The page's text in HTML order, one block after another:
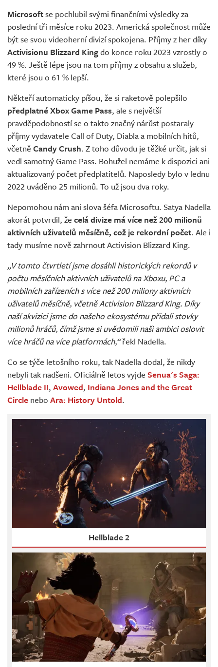
Živě
Microsoftse pochlubil svými finančními výsledky za
poslední tři měsíce roku 2023. Americká společnost může
být se svou videoherní divizí spokojena. Příjmy z her díky
Activisionu Blizzard Kingdo konce roku 2023 vzrostly o
49 %. Ještě lépe jsou na tom příjmy z obsahu a služeb,
které jsou o 61 % lepší.
Někteří automaticky píšou, že si raketově polepšilo
předplatné Xbox Game Pass, ale s největší
pravděpodobností se o takto značný nárůst postaraly
příjmy vydavatele Call of Duty, Diabla a mobilních hitů,
včetně Candy Crush. Z toho důvodu je těžké určit, jak si
vedl samotný Game Pass. Bohužel nemáme k dispozici ani
aktualizovaný počet předplatitelů. Naposledy bylo v lednu
2022 uváděno 25 milionů. To už jsou dva roky.
Nepomohou nám ani slova šéfa Microsoftu. Satya Nadella
akorát potvrdil, že celá divize má více než 200 milionů
aktivních uživatelů měsíčně, což je rekordní počet. Ale i
tady musíme nově zahrnout Activision Blizzard King.
„V tomto čtvrtletí jsme dosáhli historických rekordů v
počtu měsíčních aktivních uživatelů na Xboxu, PC a
mobilních zařízeních s více než 200 miliony aktivních
uživatelů měsíčně, včetně Activision Blizzard King. Díky
naší akvizici jsme do našeho ekosystému přidali stovky
milionů hráčů, čímž jsme si uvědomili naši ambici oslovit
více hráčů na více platformách,“řekl Nadella.
Co se týče letošního roku, tak Nadella dodal, že nikdy
nebyli tak nadšeni. Oficiálně letos vyjde Senua's Saga:
Hellblade II, Avowed, Indiana Jones and the Great
Circle nebo Ara: History Untold.
Hellblade 2